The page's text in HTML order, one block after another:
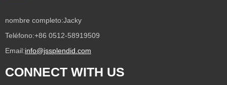
nombre completo:Jacky
Teléfono:+86 0512-58919509
Email:info@jssplendid.com
CONNECT WITH US